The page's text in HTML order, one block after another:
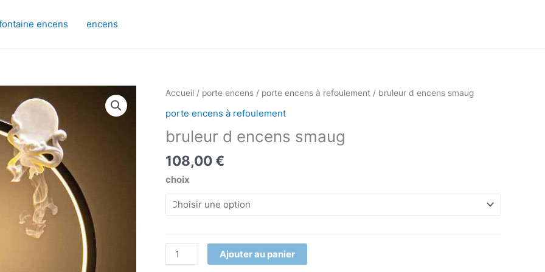
encens encens
Accueil / porte encens / porte encens à refoulement / bruleur d encens smaug
porte encens à refoulement
bruleur d encens smaug
108,00€
choix
quantité
bruleur
d
smaug
Ajouter au panier